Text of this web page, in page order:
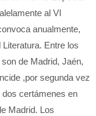
al VI
anualmente,
Entre los
de Madrid, Jaén,
,por segunda vez
dos certámenes en
Madrid. Los